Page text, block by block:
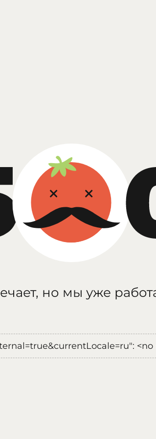
но мы уже